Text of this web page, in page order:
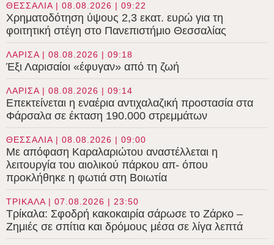
ΘΕΣΣΑΛΙΑ | 08.08.2026 | 09:22
Χρηματοδότηση ύψους 2,3 εκατ. ευρώ για τη
φοιτητική στέγη στο Πανεπιστήμιο Θεσσαλίας
ΛΑΡΙΣΑ | 08.08.2026 | 09:18
Έξι Λαρισαίοι «έφυγαν» από τη ζωή
ΛΑΡΙΣΑ | 08.08.2026 | 09:14
Επεκτείνεται η εναέρια αντιχαλαζική προστασία στα
Φάρσαλα σε έκταση 190.000 στρεμμάτων
ΘΕΣΣΑΛΙΑ | 08.08.2026 | 09:00
Με απόφαση Καραλαριώτου αναστέλλεται η
λειτουργία του αιολικού πάρκου απ- όπου
προκλήθηκε η φωτιά στη Βοιωτία
ΤΡΙΚΑΛΑ | 07.08.2026 | 23:50
Τρίκαλα: Σφοδρή κακοκαιρία σάρωσε το Ζάρκο –
Ζημιές σε σπίτια και δρόμους μέσα σε λίγα λεπτά